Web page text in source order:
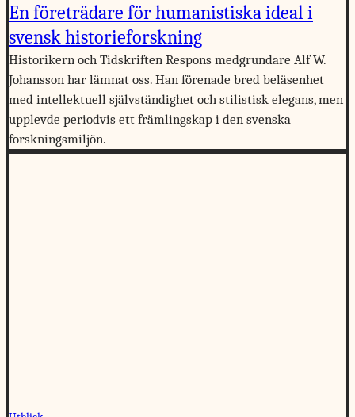
En företrädare för humanistiska ideal i
svensk historieforskning
Historikern och Tidskriften Respons medgrundare Alf W.
Johansson har lämnat oss. Han förenade bred beläsenhet
med intellektuell självständighet och stilistisk elegans, men
upplevde periodvis ett främlingskap i den svenska
forskningsmiljön.